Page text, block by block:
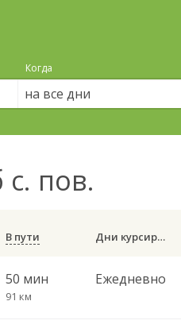
Когда
на все дни
пов.
В пути Дни курсирования
50 мин
91 км
Ежедневно